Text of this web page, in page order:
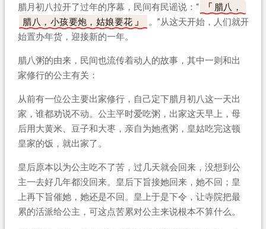
腊月初八拉开了过年的序幕，民间有民谣说：“
腊八，
腊八，小孩要炮，姑娘要花
。”从这天开始，人们就开
始置办年货，迎接新的一年。
腊八粥的由来，民间也流传着动人的故事，其中一则和出
家修行的公主有关：
从前有一位公主要出家修行，自己定下腊月初八这一天出
家，谁都劝说不动。公主平时爱吃粥，出家这天早上，母
后用大黄米、豆子和大枣，亲自为她煮粥，皇姑吃完这顿
皇家的饭，就出家了。
皇后原本以为公主吃不了苦，过几天就会回来，没想到公
主一去好几年都没回来。皇后下旨接她回来，她不回；皇
上再下旨催她，她还是不回。皇上于是下令，让寺院把最
累的活派给公主，可这点苦累对公主来说根本不算什么。